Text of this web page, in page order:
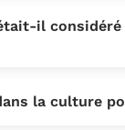
était-il
la culture